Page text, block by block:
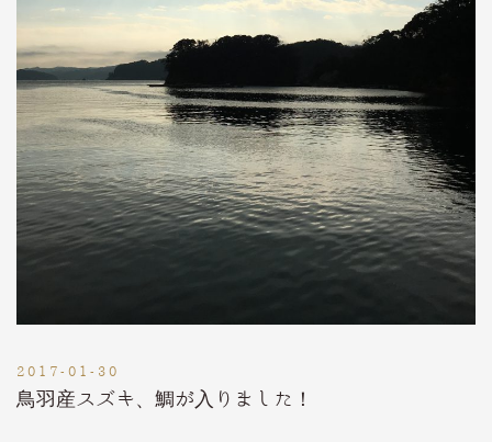
2017-01-30
鳥羽産スズキ、鯛が入りました！